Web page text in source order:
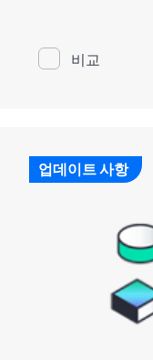
비교
업데이트 사항